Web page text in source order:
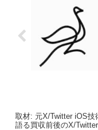
取材: 元X/Twitter iOS技
語る買収前後のX/Twitter